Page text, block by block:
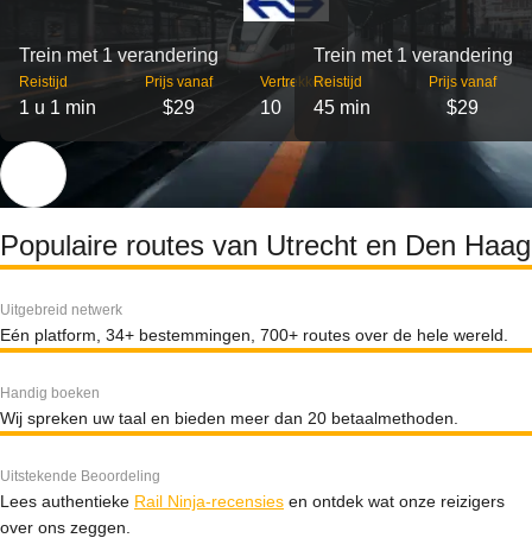
Trein met 1 verandering
Reistijd
1 u 1 min
Prijs vanaf
$29
Vertrekken
10
Trein met 1 verandering
Reistijd
45 min
Prijs vanaf
$29
Populaire routes van Utrecht en Den Haag
Uitgebreid netwerk
Eén platform, 34+ bestemmingen, 700+ routes over de hele wereld.
Handig boeken
Wij spreken uw taal en bieden meer dan 20 betaalmethoden.
Uitstekende Beoordeling
Lees authentieke Rail Ninja-recensies en ontdek wat onze reizigers
over ons zeggen.